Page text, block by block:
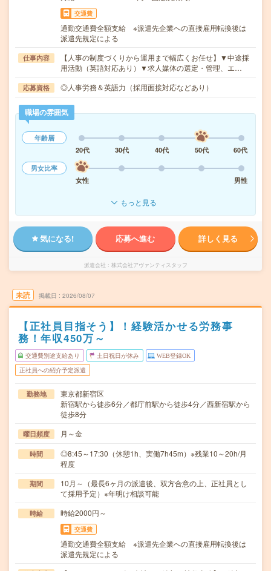
交通費
通勤交通費全額支給 ※派遣先企業への直接雇用転換後は
派遣先規定による
仕事内容
【人事の制度づくりから運用まで幅広くお任せ】▼中途採
用活動（英語対応あり）▼求人媒体の選定・管理、エ…
応募資格 ◎人事労務＆英語力（採用面接対応などあり）
職場の雰囲気
年齢層
20代
30代 40代 50代
60代
男女比率
女性
男性
もっと見る
気になる! 応募へ進む 詳しく見る
派遣会社 株式会社アヴァンティスタッフ
未読 掲載日 2026/08/07
【正社員目指そう】！経験活かせる労務事
務！年収450万～
交通費別途支給あり 土日祝日が休み WEB登録OK
正社員への紹介予定派遣
勤務地
東京都新宿区
新宿駅から徒歩6分／都庁前駅から徒歩4分／西新宿駅から
徒歩8分
曜日頻度 月～金
時間
◎8:45～17:30（休憩1h、実働7h45m）※残業10～20h/月
程度
期間
10月～（最長6ヶ月の派遣後、双方合意の上、正社員とし
て採用予定）※年明け相談可能
時給 時給2000円～
交通費
通勤交通費全額支給 ※派遣先企業への直接雇用転換後は
派遣先規定による